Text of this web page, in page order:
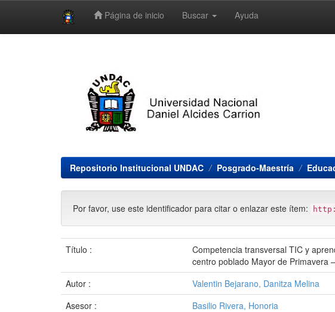
Página de inicio Buscar Ayuda
Repositorio Institucional UNDAC Posgrado-Maestría
Por favor, use este identificador para citar o enlazar este ítem:
Título :
Competencia transversal TIC y
centro poblado Mayor de Primavera
Autor :
Valentin Bejarano, Danitza Melina
Asesor :
Basilio Rivera, Honoria